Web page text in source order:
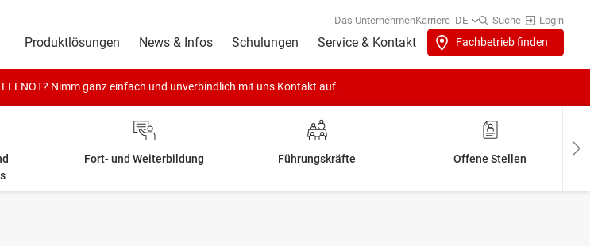
Das UnternehmenKarriere DE Suche Login
Produktlösungen News & Infos Schulungen Service & Kontakt Fachbetrieb finden
Nimm ganz einfach und unverbindlich mit uns Kontakt auf.
Fort- und Weiterbildung Führungskräfte Offene Stellen